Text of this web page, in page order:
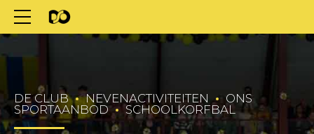
DE CLUB NEVENACTIVITEITEN
ONS
SPORTAANBOD
SCHOOLKORFBAL